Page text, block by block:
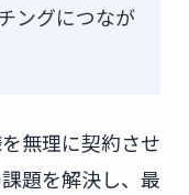
ングにつなが
無理に契約させ
題を解決し、最